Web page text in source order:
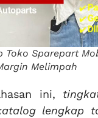
Toko Sparepart
Melimpah
ini,
lengkap